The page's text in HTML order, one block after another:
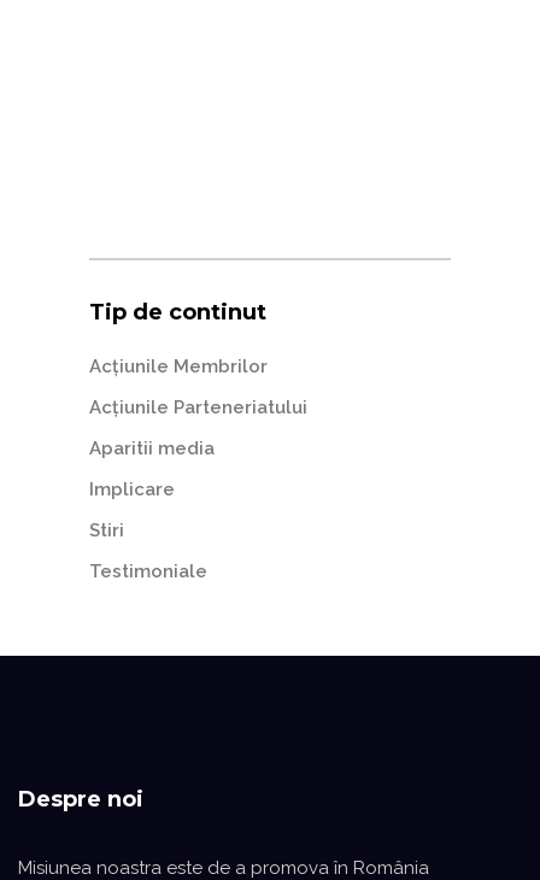
Tip de continut
Acțiunile Membrilor
Acțiunile Parteneriatului
Aparitii media
Implicare
Stiri
Testimoniale
Despre noi
Misiunea noastra este de a promova în România